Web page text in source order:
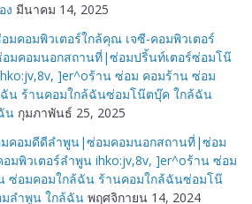
ง มีนาคม 14, 2025
มคอมพิวเตอร์ใกล้คุณ เจซี-คอมพิวเตอร์
มคอมนอกสถานที่|ซ่อมปริ้นท์เตอร์ซ่อมโน๊
]er^oร้าน ซ่อม คอมร้าน ซ่อม
น ร้านคอมใกล้ฉันซ่อมโน๊ตบุ๊ค ใกล้ฉัน
น กุมภาพันธ์ 25, 2025
มคอมดีดีลำพูน|ซ่อมคอมนอกสถานที่|ซ่อม
มพิวเตอร์ลำพูน ihko:jv,8v, ]er^oร้าน ซ่อม
ซ่อมคอมใกล้ฉัน ร้านคอมใกล้ฉันซ่อมโน๊
ลำพูน ใกล้ฉัน พฤศจิกายน 14, 2024